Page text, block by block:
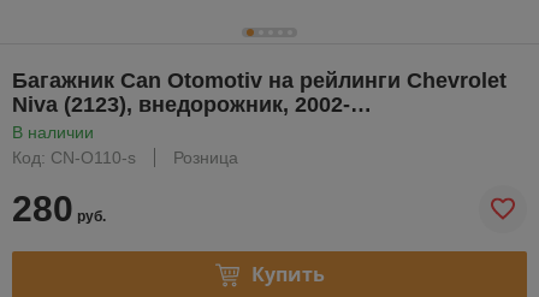
Багажник Can Otomotiv на рейлинги Chevrolet
Niva (2123), внедорожник, 2002-…
В наличии
Код: CN-O110-s
Розница
280 руб.
Купить